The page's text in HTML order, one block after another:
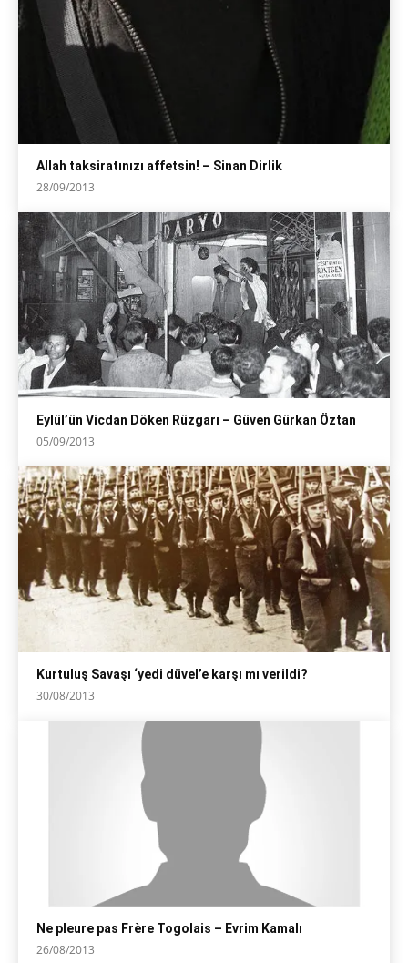
Allah taksiratınızı affetsin! – Sinan Dirlik
28/09/2013
Eylül’ün Vicdan Döken Rüzgarı – Güven Gürkan Öztan
05/09/2013
Kurtuluş Savaşı ‘yedi düvel’e karşı mı verildi?
30/08/2013
Ne pleure pas Frère Togolais – Evrim Kamalı
26/08/2013